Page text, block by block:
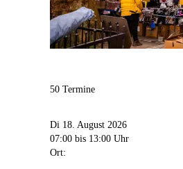
50 Termine
Di 18. August 2026
07:00 bis 13:00 Uhr
Ort: